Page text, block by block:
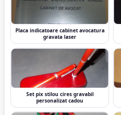
Placa indicatoare cabinet avocatura
gravata laser
Set pix stilou cires gravabil
personalizat cadou